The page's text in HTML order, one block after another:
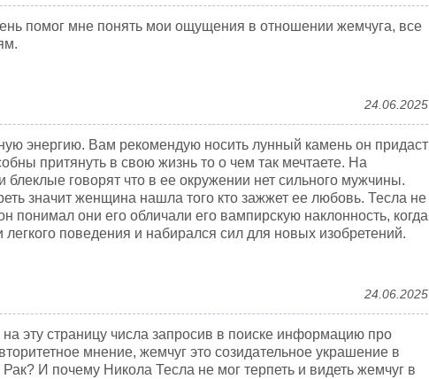
помог мне понять мои ощущения в отношении жемчуга, все
24.06.2025
энергию. Вам рекомендую носить лунный камень он придаст
притянуть в свою жизнь то о чем так мечтаете. На
говорят что в ее окружении нет сильного мужчины.
значит женщина нашла того кто зажжет ее любовь. Тесла не
понимал они его обличали его вампирскую наклонность, когда
поведения и набирался сил для новых изобретений.
24.06.2025
эту страницу числа запросив в поиске информацию про
мнение, жемчуг это созидательное украшение в
И почему Никола Тесла не мог терпеть и видеть жемчуг в